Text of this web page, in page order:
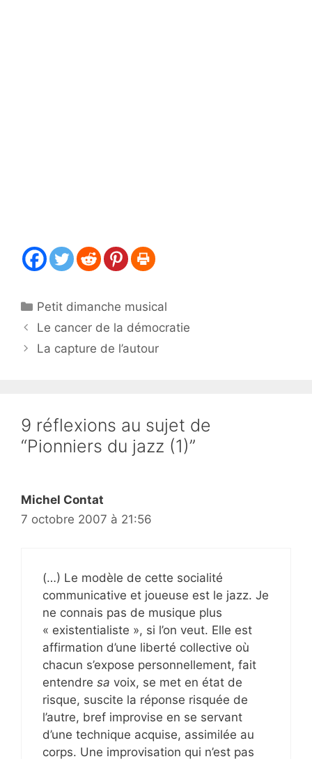
Catégories
Petit dimanche musical
Le cancer de la démocratie
La capture de l’autour
9 réflexions au sujet de
“Pionniers du jazz (1)”
Michel Contat
7 octobre 2007 à 21:56
(…) Le modèle de cette socialité
communicative et joueuse est le jazz. Je
ne connais pas de musique plus
« existentialiste », si l’on veut. Elle est
affirmation d’une liberté collective où
chacun s’expose personnellement, fait
entendre sa voix, se met en état de
risque, suscite la réponse risquée de
l’autre, bref improvise en se servant
d’une technique acquise, assimilée au
corps. Une improvisation qui n’est pas